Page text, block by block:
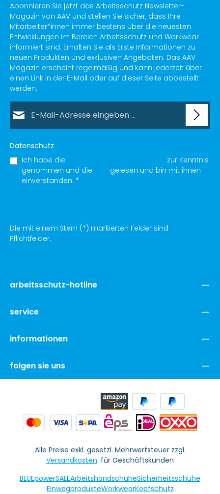
Abonnieren Sie jetzt das Arbeitsschutz Newsletter-
Magazin von AAV und stellen Sie sicher, dass Ihre
Mitarbeiter*innen immer bestens über die neuesten
Entwicklungen im Bereich Arbeitsschutz und Workwear
informiert sind. Erhalten Sie als Erste Informationen zu
neuen Produkten und exklusiven Angeboten. Das AAV
Magazin erscheint regelmäßig und kann jederzeit über
einen Link in der E-Mail oder auf dieser Seite abbestellt
werden.
Datenschutz
Ich habe die
zur Kenntnis
genommen und die
gelesen und bin mit ihnen
einverstanden. *
Die mit einem Stern (*) markierten Felder sind
Pflichtfelder.
arbeitsschutz-hotline
service
informationen
folgen sie uns
Alle Preise exkl. gesetzl. Mehrwertsteuer zzgl.
Versandkosten. für Geschäftskunden
BLUEpowerSALEArbeitshandschuheSicherheitsschuhe
EinwegprodukteWorkwearKopfschutz